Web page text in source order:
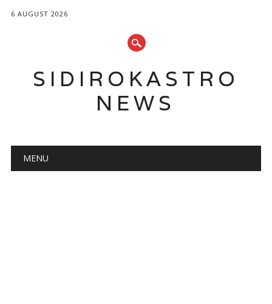
6 AUGUST 2026
SIDIROKASTRO
NEWS
Main menu
MENU